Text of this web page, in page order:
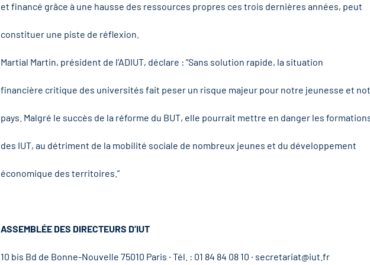
et financé grâce à une hausse des ressources propres ces trois dernières années, peut
constituer une piste de réflexion.
Martial Martin, président de l’ADIUT, déclare : “Sans solution rapide, la situation
financière critique des universités fait peser un risque majeur pour notre jeunesse et
pays. Malgré le succès de la réforme du BUT, elle pourrait mettre en danger les
des IUT, au détriment de la mobilité sociale de nombreux jeunes et du développement
économique des territoires.”
ASSEMBLÉE DES DIRECTEURS D’IUT
10 bis Bd de Bonne-Nouvelle 75010 Paris ∙ Tél. : 01 84 84 08 10 ∙ secretariat@iut.fr